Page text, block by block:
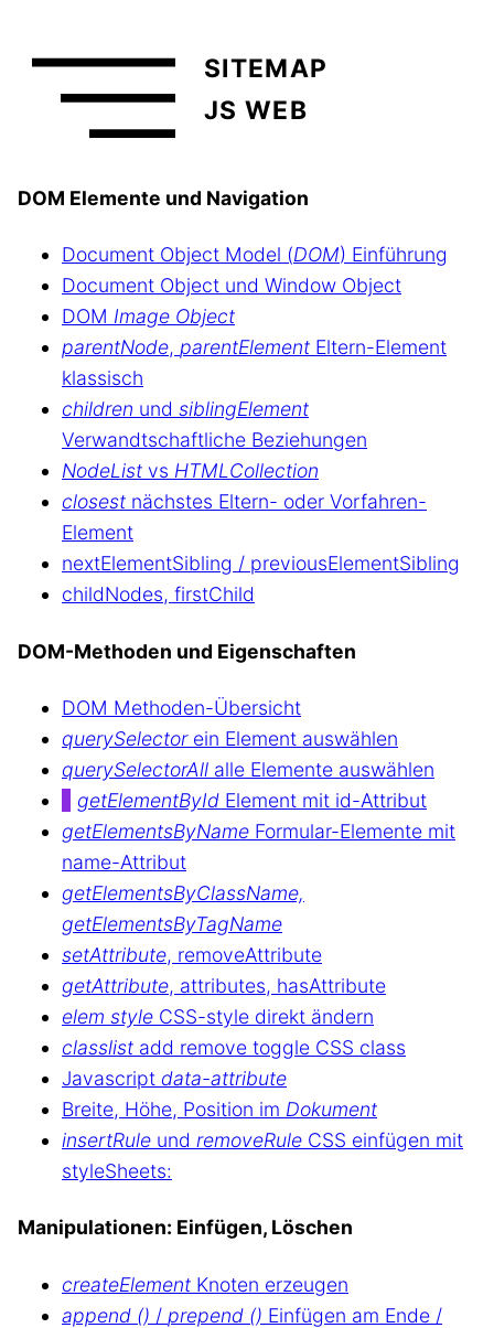
SITEMAP
JS WEB
DOM Elemente und Navigation
Document Object Model (DOM) Einführung
Document Object und Window Object
DOM Image Object
parentNode, parentElement Eltern-Element
klassisch
children und siblingElement
Verwandtschaftliche Beziehungen
NodeList vs HTMLCollection
closest nächstes Eltern- oder Vorfahren-
Element
nextElementSibling / previousElementSibling
childNodes, firstChild
DOM-Methoden und Eigenschaften
DOM Methoden-Übersicht
querySelectorein Element auswählen
querySelectorAll alle Elemente auswählen
getElementById Element mit id-Attribut
getElementsByName Formular-Elemente mit
name-Attribut
getElementsByClassName,
getElementsByTagName
setAttribute, removeAttribute
getAttribute, attributes, hasAttribute
elem style CSS-style direkt ändern
classlist add remove toggle CSS class
Javascript data-attribute
Breite, Höhe, Position im Dokument
insertRule und removeRule CSS einfügen mit
styleSheets:
Manipulationen: Einfügen, Löschen
createElement Knoten erzeugen
append () / prepend () Einfügen am Ende /